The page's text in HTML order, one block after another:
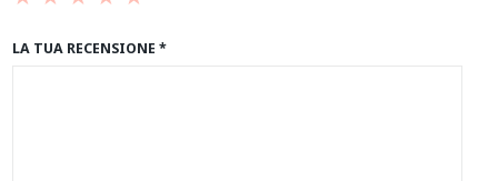
LA TUA RECENSIONE *